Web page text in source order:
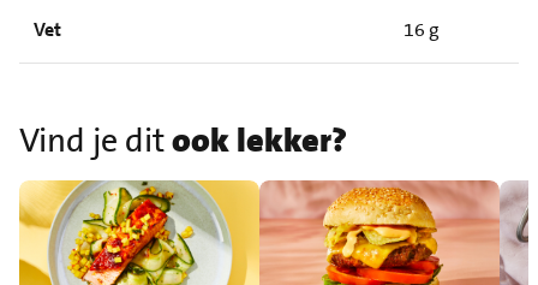
Vet 16 g
Vind je ditook lekker?